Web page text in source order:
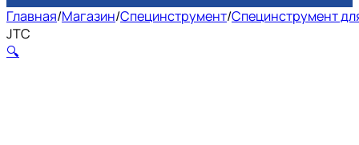
Главная/Магазин/Специнструмент/Специнструмент
JTC
🔍